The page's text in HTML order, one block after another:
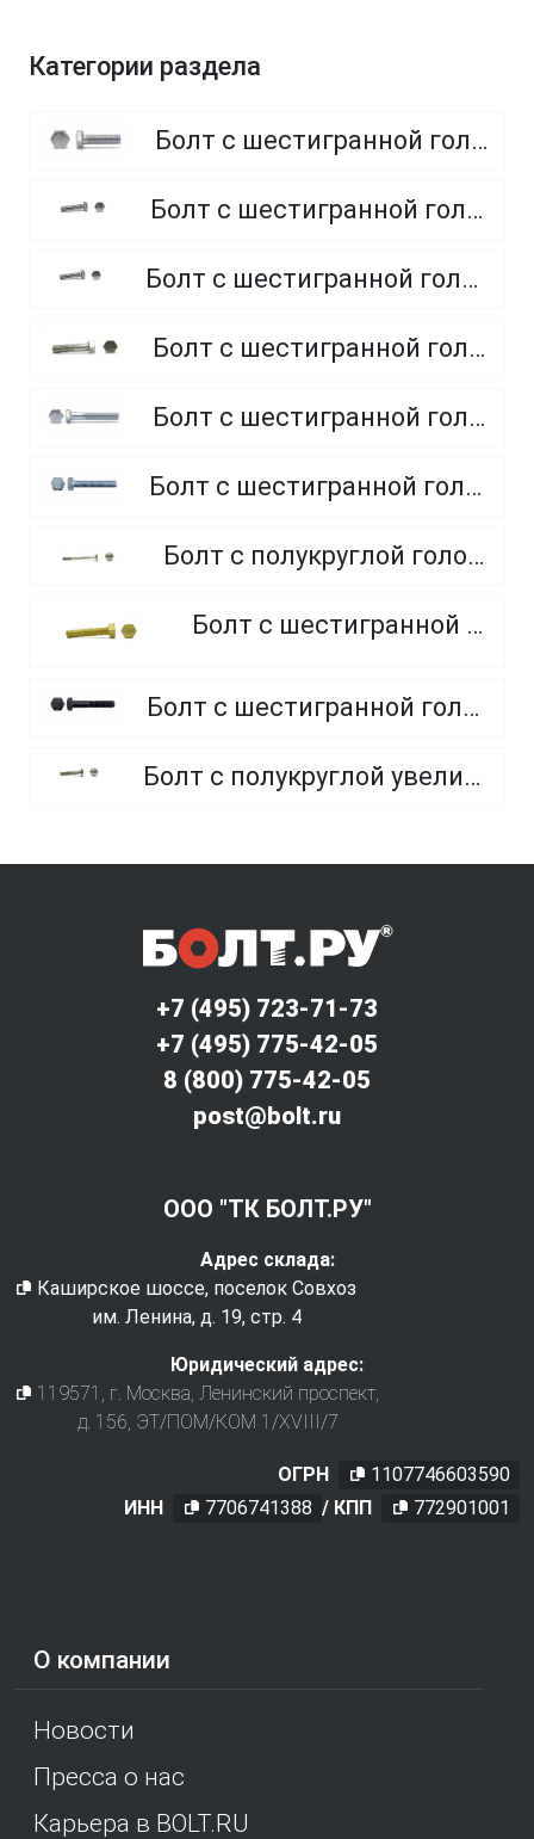
Категории раздела
Болт с шестигранной головкой, полная резьба, класс прочности 8.8
Болт с шестигранной головкой, полная резьба, класс прочности 4.8 и 5.8
Болт с шестигранной головкой, полная резьба, из нержавеющей стали A2 и A4
Болт с шестигранной головкой, неполная резьба, класс прочности 5.8
Болт с шестигранной головкой, неполная резьба, класс прочности 8.8
Болт с шестигранной головкой, полная резьба, класс прочности 10.9 и 12.9
Болт с полукруглой головкой и квадратным подголовником
Болт с шестигранной головкой, из латуни
Болт с шестигранной головкой, неполная резьба, класс прочности 10.9 и 12.9
Болт с полукруглой увеличенной головкой и усом класса точности C (мебельный)
О компании
Новости
Пресса о нас
Карьера в BOLT.RU
+7 (495) 723-71-73
+7 (495) 775-42-05
8 (800) 775-42-05
post@bolt.ru
ООО "ТК БОЛТ.РУ"
Адрес склада:
Каширское шоссе, поселок Совхоз
им. Ленина, д. 19, стр. 4
Юридический адрес:
119571
, г. Москва Ленинский проспект,
д. 156, ЭТ/ПОМ/КОМ 1/XVIII/7
ОГРН
1107746603590
ИНН
7706741388 / КПП 772901001